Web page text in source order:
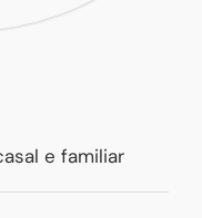
e familiar